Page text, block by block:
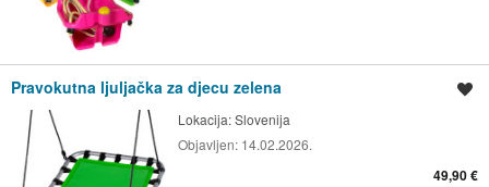
Pravokutna ljuljačka za djecu zelena
Lokacija:Slovenija
Objavljen: 14.02.2026.
49,90 €